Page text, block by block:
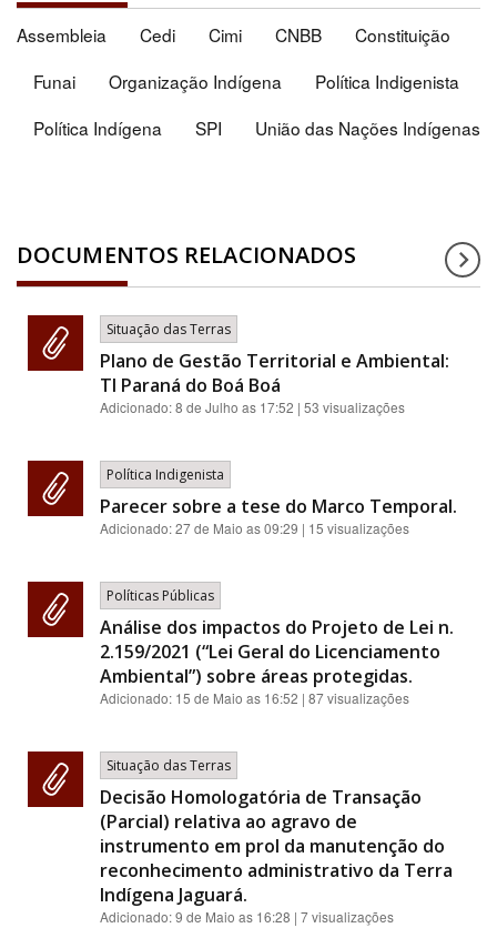
Assembleia Cedi Cimi CNBB
Constituição
Funai
Organização Indígena
Política Indigenista
Política Indígena
SPI União das Nações Indígenas
DOCUMENTOS RELACIONADOS
Situação das Terras
Plano de Gestão Territorial e Ambiental:
TI Paraná do Boá Boá
Adicionado:8 de Julho as 17:52 | 53 visualizações
Política Indigenista
Parecer sobre a tese do Marco Temporal.
Adicionado:27 de Maio as 09:29 | 15 visualizações
Políticas Públicas
Análise dos impactos do Projeto de Lei n.
2.159/2021 (“Lei Geral do Licenciamento
Ambiental”) sobre áreas protegidas.
Adicionado: 15 de Maio as 16:52 | 87 visualizações
Situação das Terras
Decisão Homologatória de Transação
(Parcial) relativa ao agravo de
instrumento em prol da manutenção do
reconhecimento administrativo da Terra
Indígena Jaguará.
Adicionado:9 de Maio as 16:28 | 7 visualizações